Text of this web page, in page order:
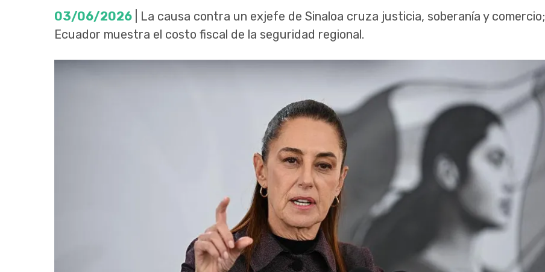
03/06/2026 | La causa contra un exjefe de Sinaloa cruza justicia, soberanía y comercio;
Ecuador muestra el costo fiscal de la seguridad regional.